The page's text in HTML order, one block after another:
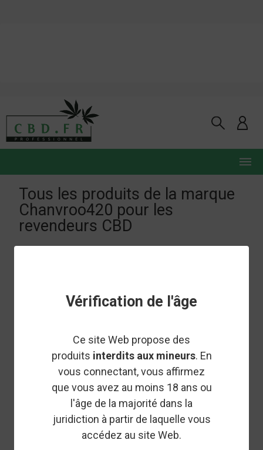
Vérification de l'âge
Ce site Web propose des
produits interdits aux mineurs. En
vous connectant, vous affirmez
que vous avez au moins 18 ans ou
l'âge de la majorité dans la
juridiction à partir de laquelle vous
accédez au site Web.
Tous les produits de la marque
Chanvroo420 pour les
revendeurs CBD
Per Page: 48
CHANVROO420
HUILE CBD FULL SPECTRUM -
CHANVROO420
5% 10% 15% 20%
RUPTURE DE STOCK
CHANVROO420